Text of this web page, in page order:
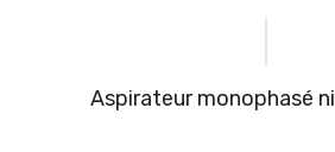
aspirateur monophasé